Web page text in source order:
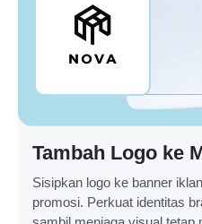
Tambah Logo ke
Sisipkan logo ke banner
promosi. Perkuat identitas